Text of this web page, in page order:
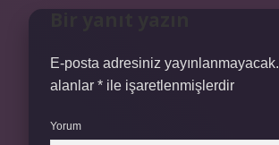
E-posta adresiniz yayınlanmayacak.
alanlar * ile işaretlenmişlerdir
Yorum